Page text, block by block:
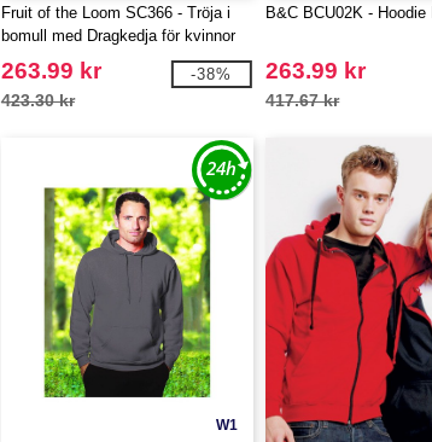
Fruit of the Loom SC366 - Tröja i
bomull med Dragkedja för kvinnor
263.99 kr
423.30 kr
-38%
B&C BCU02K - Hoodie
263.99 kr
417.67 kr
W1